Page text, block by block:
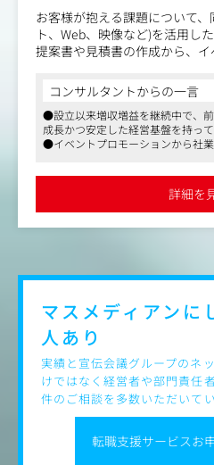
お客様が抱える課題について
ト、Web、映像など)を活用し
提案書や見積書の作成から、
ただきます。
デザインや映像編集などがお
も積極的にお任せしたいと考
〈入社後の流れ〉
サポートをする中で、お客様
なる基本的な知識を習得します
・アポイントの調整
・企画立案
・提案書の作成
・商談
・制作ディレクション
・イベント運営事務局
・納品作業 など
〈これまでの実績〉
コンサルタントからの一言
●設立以来増収増益を継続中で、
成長かつ安定した経営基盤を持っ
●イベントプロモーションから社
●営業の方もスキルがあれば自ら
を持って働いていただけます詳細を
転職支援サービスお
マスメディアンに
人あり
実績と宣伝会議グループのネ
けではなく経営者や部門責任
件のご相談を多数いただいてい